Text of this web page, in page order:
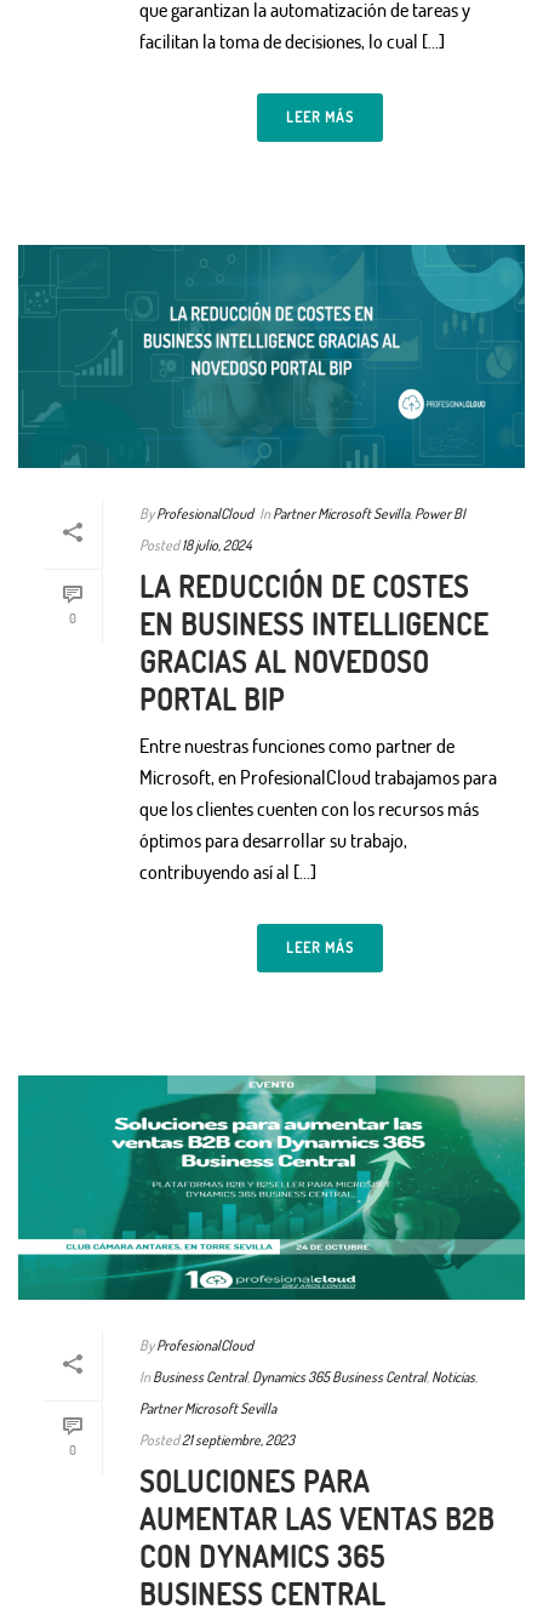
que garantizan la automatización de tareas y
facilitan la toma de decisiones, lo cual […]
LEER MÁS
0
By ProfesionalCloud In Partner Microsoft Sevilla, Power BI
Posted 18 julio, 2024
LA REDUCCIÓN DE COSTES
EN BUSINESS INTELLIGENCE
GRACIAS AL NOVEDOSO
PORTAL BIP
Entre nuestras funciones como partner de
Microsoft, en ProfesionalCloud trabajamos para
que los clientes cuenten con los recursos más
óptimos para desarrollar su trabajo,
contribuyendo así al [...]
LEER MÁS
0
By ProfesionalCloud
In Business Central, Dynamics 365 Business Central, Noticias,
Partner Microsoft Sevilla
Posted21 septiembre, 2023
SOLUCIONES PARA
AUMENTAR LAS VENTAS B2B
CON DYNAMICS 365
BUSINESS CENTRAL